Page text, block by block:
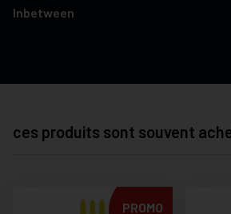
Inbetween
ces produits sont souvent
PROMO